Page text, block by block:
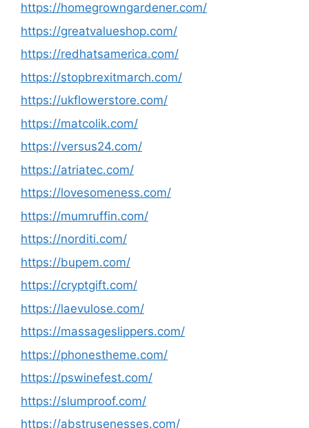
https://homegrowngardener.com/
https://greatvalueshop.com/
https://redhatsamerica.com/
https://stopbrexitmarch.com/
https://ukflowerstore.com/
https://matcolik.com/
https://versus24.com/
https://atriatec.com/
https://lovesomeness.com/
https://mumruffin.com/
https://norditi.com/
https://bupem.com/
https://cryptgift.com/
https://laevulose.com/
https://massageslippers.com/
https://phonestheme.com/
https://pswinefest.com/
https://slumproof.com/
https://abstrusenesses.com/